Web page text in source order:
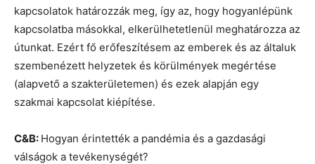
kapcsolatok határozzák meg, így az, hogy hogyanlépünk
kapcsolatba másokkal, elkerülhetetlenül meghatározza az
útunkat. Ezért fő erőfeszítésem az emberek és az általuk
szembenézett helyzetek és körülmények megértése
(alapvető a szakterületemen) és ezek alapján egy
szakmai kapcsolat kiépítése.
C&B: Hogyan érintették a pandémia és a gazdasági
válságok a tevékenységét?